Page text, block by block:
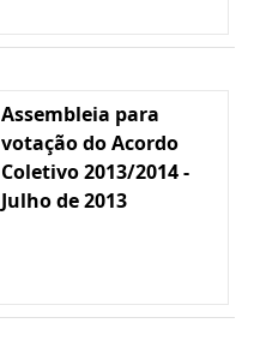
Assembleia para
votação do Acordo
Coletivo 2013/2014 -
Julho de 2013